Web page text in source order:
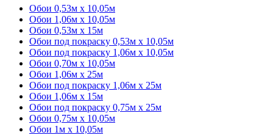
Обои 0,53м x 10,05м
Обои 1,06м х 10,05м
Обои 0,53м x 15м
Обои под покраску 0,53м x 10,05м
Обои под покраску 1,06м х 10,05м
Обои 0,70м x 10,05м
Обои 1,06м x 25м
Обои под покраску 1,06м x 25м
Обои 1,06м x 15м
Обои под покраску 0,75м x 25м
Обои 0,75м x 10,05м
Обои 1м х 10,05м